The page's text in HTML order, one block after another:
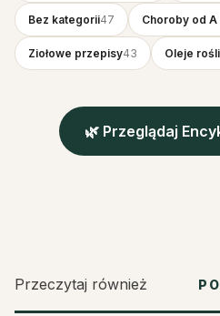
Bez kategorii47 Choroby od A
Ziołowe przepisy43 Oleje
🌿 Przeglądaj
Przeczytaj również